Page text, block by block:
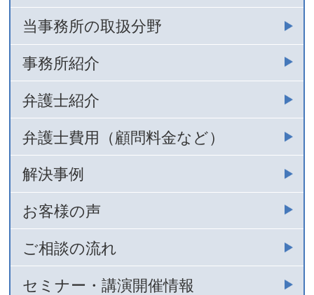
当事務所の取扱分野
事務所紹介
弁護士紹介
弁護士費用（顧問料金など）
解決事例
お客様の声
ご相談の流れ
セミナー・講演開催情報